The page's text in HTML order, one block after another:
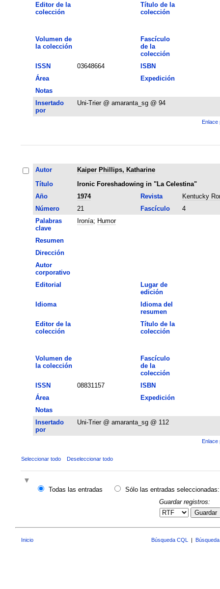
Editor de la
colección
Título de la
colección
Volumen de
la colección
Fascículo
de la
colección
ISSN
03648664
ISBN
Área
Expedición
Notas
Insertado
por
Uni-Trier @ amaranta_sg @ 94
Enlace
Autor
Kaiper Phillips, Katharine
Título
Ironic Foreshadowing in "La Celestina"
Año
1974 Revista
Kentucky
Número
21 Fascículo
4
Palabras
clave
Ironía; Humor
Resumen
Dirección
Autor
corporativo
Editorial
Lugar de
edición
Idioma
Idioma del
resumen
Editor de la
colección
Título de la
colección
Volumen de
la colección
Fascículo
de la
colección
ISSN
08831157
ISBN
Área
Expedición
Notas
Insertado
por
Uni-Trier @ amaranta_sg @ 112
Enlace
Seleccionar todo Deseleccionar todo
Todas las entradas
Sólo las entradas seleccionadas:
Guardar registros:
Guardar
Inicio Búsqueda CQL